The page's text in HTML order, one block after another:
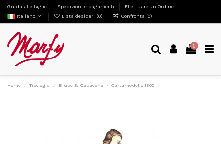
Guida alle taglie Spedizioni e pagamenti
Effettuare un Ordine
Italiano
Lista desideri (0) Confronta (0)
0
Home Tipologia Bluse & Casacche Cartamodello 1500